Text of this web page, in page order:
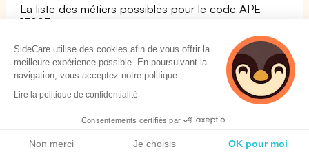
La liste des métiers possibles pour le code APE
1399Z :
Nom du métier
Famille
Imprimeur / Imprimeuse sur étoffes
INDUSTRIE
Matelassier / Matelassière
ARTS ET
FACONNAGE
D''OUVRAGES
D''ART
SideCare utilise des cookies afin de vous offrir la
meilleure expérience possible. En poursuivant la
navigation, vous acceptez notre politique.
Lire la politique de confidentialité
Consentements certifiés par
Non merci Je choisis OK pour moi